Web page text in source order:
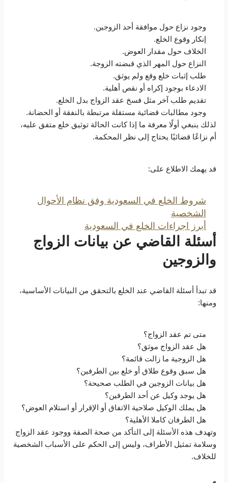
وجود نزاع حول موافقة أحد الزوجين.
إنكار وقوع الخلع.
الخلاف حول مقدار العوض.
النزاع حول المهر الذي قبضته الزوجة.
طلب إثبات خلع وقع ولم يوثق.
الادعاء بوجود إكراه أو نقص أهلية.
تقديم طلب آخر مثل فسخ عقد الزواج بدل الخلع.
وجود مطالبات قضائية مستقلة مرتبطة بالنفقة أو الحضانة.
لذلك ينبغي أولًا معرفة ما إذا كانت الحالة توثيق خلع متفق عليه،
أم نزاعًا قضائيًا يحتاج إلى نظر المحكمة.
قد يهمك الاطلاع على:
شروط الخلع في السعودية وفق نظام الأحوال
الشخصية
أبرز اجراءات الخلع في السعودية
أسئلة القاضي عن بيانات الزواج
والزوجين
قد تبدأ أسئلة القاضي عند الخلع بالتحقق من البيانات الأساسية،
ومنها:
متى تم عقد الزواج؟
هل عقد الزواج موثق؟
هل الزوجية ما زالت قائمة؟
هل سبق وقوع طلاق أو خلع بين الطرفين؟
هل بيانات الزوجين في الطلب صحيحة؟
هل يوجد وكيل عن أحد الطرفين؟
هل يملك الوكيل صلاحية الاتفاق أو الإقرار أو استلام العوض؟
هل الطرفان كاملا الأهلية؟
وتهدف هذه الأسئلة إلى التأكد من صحة الصفة ووجود عقد الزواج
وسلامة تمثيل الأطراف، وليس إلى الحكم على الأسباب الشخصية
للخلاف.